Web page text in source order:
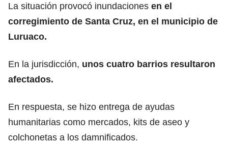
La situación provocó inundaciones en el
corregimiento de Santa Cruz, en el municipio de
Luruaco.
En la jurisdicción, unos cuatro barrios resultaron
afectados.
En respuesta, se hizo entrega de ayudas
humanitarias como mercados, kits de aseo y
colchonetas a los damnificados.